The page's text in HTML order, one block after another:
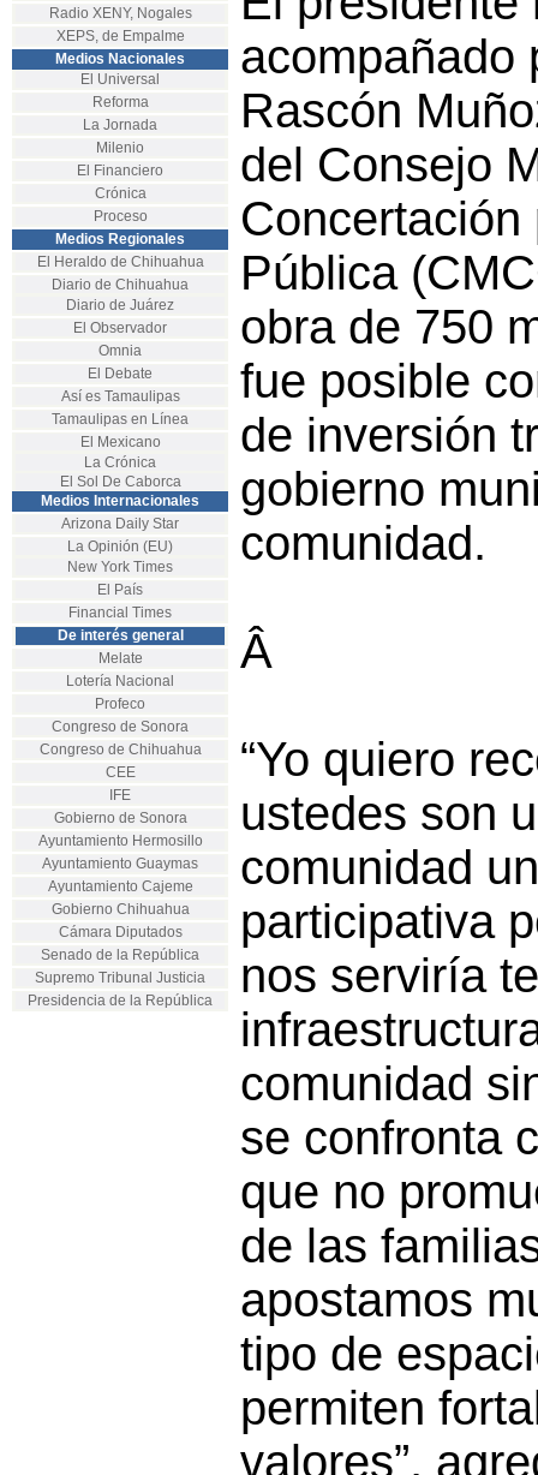
Radio XENY, Nogales
XEPS, de Empalme
Medios Nacionales
El Universal
Reforma
La Jornada
Milenio
El Financiero
Crónica
Proceso
Medios Regionales
El Heraldo de Chihuahua
Diario de Chihuahua
Diario de Juárez
El Observador
Omnia
El Debate
Así es Tamaulipas
Tamaulipas en Línea
El Mexicano
La Crónica
El Sol De Caborca
Medios Internacionales
Arizona Daily Star
La Opinión (EU)
New York Times
El País
Financial Times
De interés general
Melate
Lotería Nacional
Profeco
Congreso de Sonora
Congreso de Chihuahua
CEE
IFE
Gobierno de Sonora
Ayuntamiento Hermosillo
Ayuntamiento Guaymas
Ayuntamiento Cajeme
Gobierno Chihuahua
Cámara Diputados
Senado de la República
Supremo Tribunal Justicia
Presidencia de la República
acompañado
Rascón
del Consejo
Pública
obra de 750
fue posible
de inversión
gobierno
comunidad.
Â
“Yo quiero
ustedes son
comunidad
participativa
nos serviría
comunidad
se confronta
que no
de las
apostamos
tipo de
permiten
valores”,